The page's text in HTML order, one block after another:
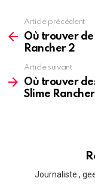
more
Article précédent
Où trouver de
Rancher 2
Article suivant
Où trouver
Slime
Journaliste ,